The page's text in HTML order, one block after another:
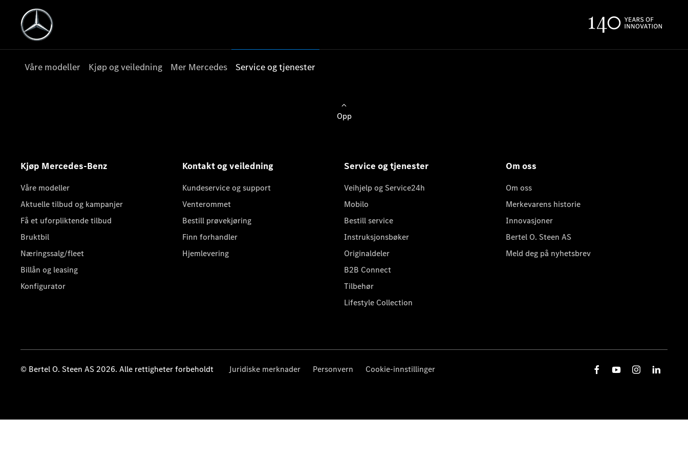
Våre modeller Kjøp og veiledning Mer Mercedes Service og tjenester
Opp
Kjøp Mercedes-Benz
Våre modeller
Aktuelle tilbud og kampanjer
Få et uforpliktende tilbud
Bruktbil
Næringssalg/fleet
Billån og leasing
Konfigurator
Kontakt og veiledning
Kundeservice og support
Venterommet
Bestill prøvekjøring
Finn forhandler
Hjemlevering
Service og tjenester
Veihjelp og Service24h
Mobilo
Bestill service
Instruksjonsbøker
Originaldeler
B2B Connect
Tilbehør
Lifestyle Collection
Om oss
Om oss
Merkevarens historie
Innovasjoner
Bertel O. Steen AS
Meld deg på nyhetsbrev
© Bertel O. Steen AS 2026. Alle rettigheter forbeholdt Juridiske merknader Personvern Cookie-innstillinger